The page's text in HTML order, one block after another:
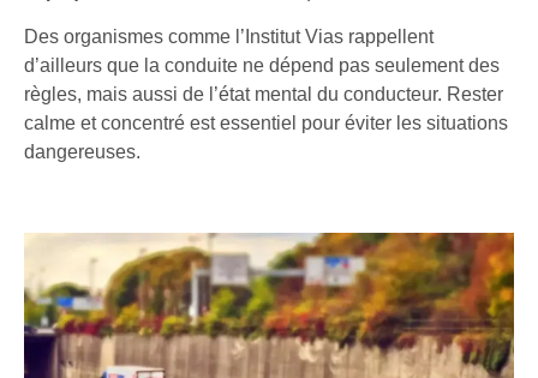
Des organismes comme l’ Institut Vias rappellent
d’ailleurs que la conduite ne dépend pas seulement des
règles, mais aussi de l’état mental du conducteur. Rester
calme et concentré est essentiel pour éviter les situations
dangereuses.